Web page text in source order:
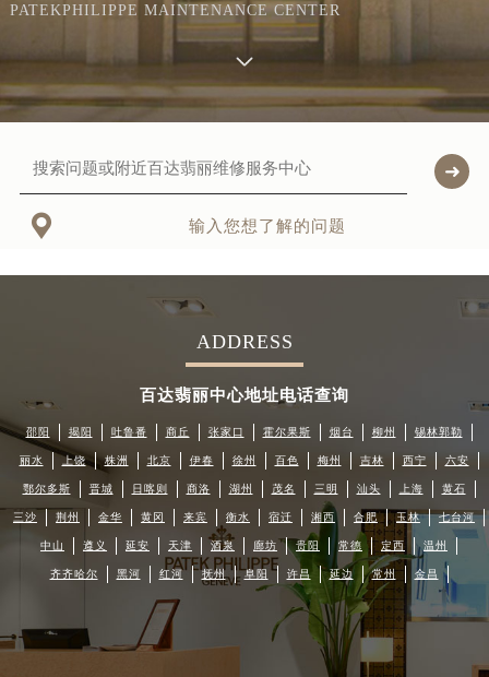
PATEKPHILIPPE MAINTENANCE CENTER
 输入您想了解的问题
ADDRESS
百达翡丽中心地址电话查询
邵阳 揭阳 吐鲁番 商丘 张家口 霍尔果斯 烟台 柳州 锡林郭勒
丽水 上饶 株洲 北京 伊春 徐州 百色 梅州 吉林 西宁 六安
鄂尔多斯 晋城 日喀则 商洛 湖州 茂名 三明 汕头 上海 黄石
三沙 荆州 金华 黄冈 来宾 衡水 宿迁 湘西 合肥 玉林 七台河
中山 遵义 延安 天津 酒泉 廊坊 贵阳 常德 定西 温州
齐齐哈尔 黑河 红河 抚州 阜阳 许昌 延边 常州 金昌